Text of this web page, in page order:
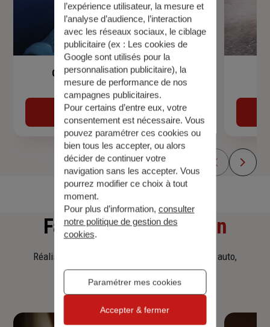
Garantie Accidents de la Vie
Découvrir
Faitesune simulation
Réalisez une simulation tarifaire d'assurance, auto,
habitation, prêt immobilier.
l’expérience utilisateur, la mesure et
l’analyse d’audience, l’interaction
avec les réseaux sociaux, le ciblage
publicitaire (ex : Les cookies de
Google sont utilisés pour la
personnalisation publicitaire), la
mesure de performance de nos
campagnes publicitaires.
Pour certains d’entre eux, votre
consentement est nécessaire. Vous
pouvez paramétrer ces cookies ou
bien tous les accepter, ou alors
décider de continuer votre
navigation sans les accepter. Vous
pourrez modifier ce choix à tout
moment.
Pour plus d’information, consulter
notre politique de gestion des
cookies.
Paramétrer mes cookies
Accepter & fermer